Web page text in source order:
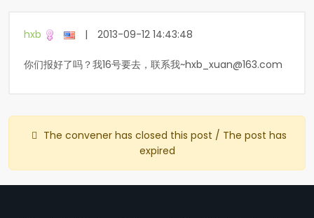
hxb | 2013-09-12 14:43:48
你们报好了吗？我16号要去，联系我~hxb_xuan@163.com
The convener has closed this post / The post has
expired